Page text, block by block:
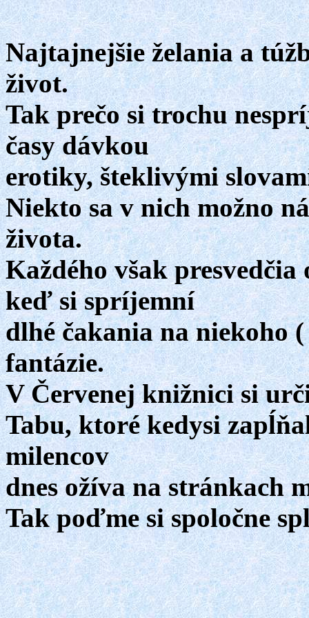
Najtajnejšie želania a
život.
Tak prečo si trochu
časy dávkou
erotiky, šteklivými
Niekto sa v nich možno
života.
Každého však
keď si spríjemní
dlhé čakania na niekoho
fantázie.
V Červenej knižnici si
Tabu, ktoré kedysi
milencov
dnes ožíva na stránkach
Tak poďme si spoločne